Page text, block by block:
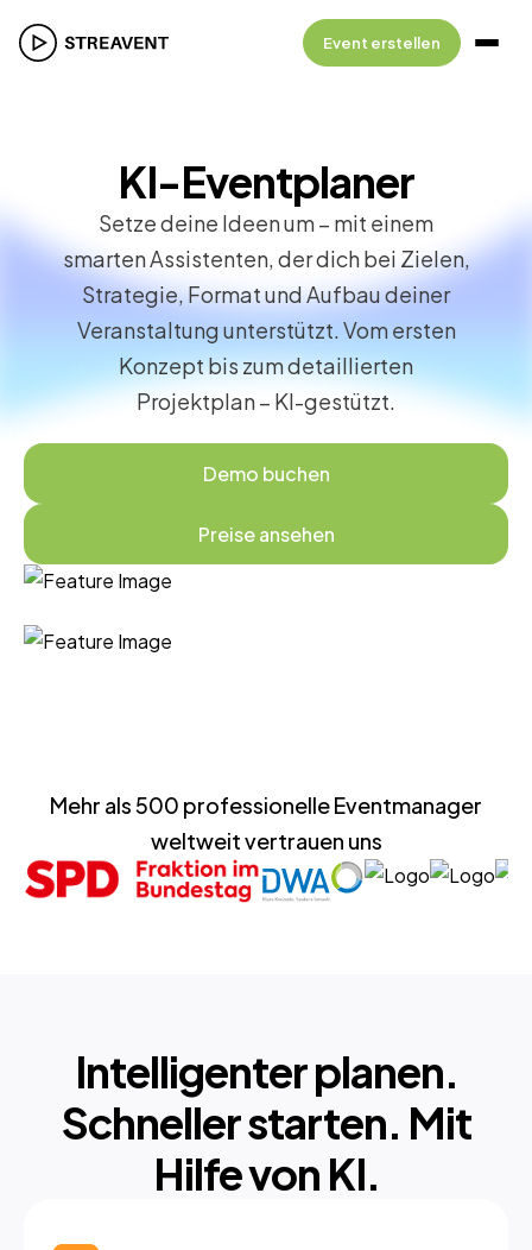
Event erstellen
KI-Eventplaner
Setze deine Ideen um – mit einem
smarten Assistenten, der dich bei Zielen,
Strategie, Format und Aufbau deiner
Veranstaltung unterstützt. Vom ersten
Konzept bis zum detaillierten
Projektplan – KI-gestützt.
Demo buchen
Preise ansehen
Mehr als 500 professionelle Eventmanager
weltweit vertrauen uns
Intelligenter planen.
Schneller starten. Mit
Hilfe von KI.